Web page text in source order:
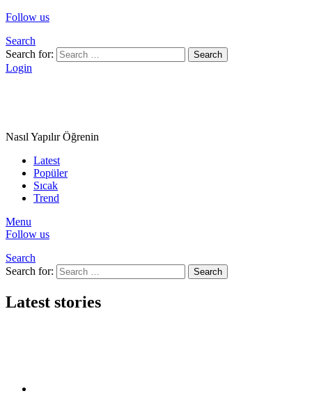
Follow us
Search
Search for:
Search
Login
Nasıl Yapılır Öğrenin
Latest
Popüler
Sıcak
Trend
Menu
Follow us
Search
Search for:
Search
Latest stories